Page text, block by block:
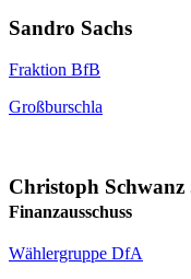
Sandro Sachs
Fraktion BfB
Großburschla
Christoph Schwanz
Finanzausschuss
Wählergruppe DfA